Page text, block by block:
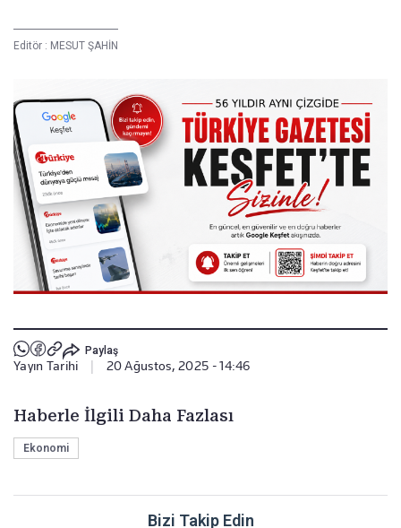
Editör : MESUT ŞAHİN
Paylaş
Yayın Tarihi 20 Ağustos, 2025 - 14:46
Haberle İlgili Daha Fazlası
Ekonomi
Bizi Takip Edin